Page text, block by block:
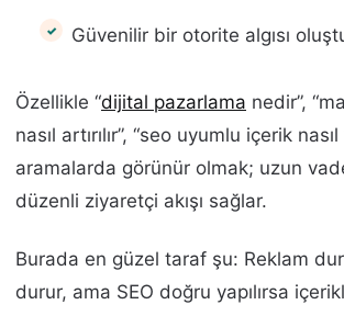
Güvenilir bir otorite algısı
Özellikle “dijital pazarlama nedir”,
nasıl artırılır”, “seo uyumlu içerik nasıl
aramalarda görünür olmak; uzun
düzenli ziyaretçi akışı sağlar.
Burada en güzel taraf şu: Reklam
durur, ama SEO doğru yapılırsa